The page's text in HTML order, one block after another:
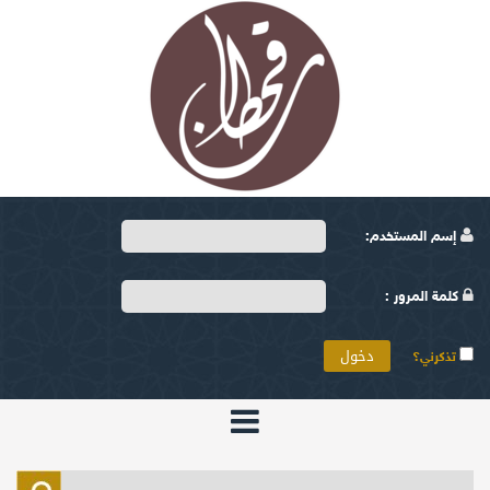
إسم المستخدم:
كلمة المرور :
تذكرني؟